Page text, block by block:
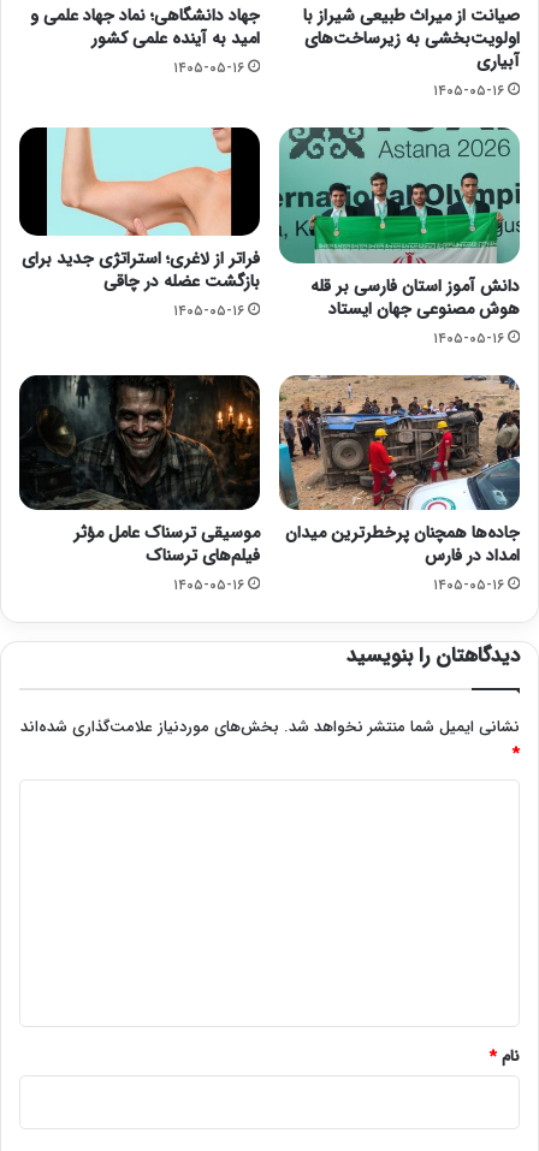
صیانت از میراث طبیعی شیراز با
اولویت‌بخشی به زیرساخت‌های
آبیاری
۱۴۰۵-۰۵-۱۶
جهاد دانشگاهی؛ نماد جهاد علمی و
امید به آینده علمی کشور
۱۴۰۵-۰۵-۱۶
دانش آموز استان فارسی بر قله
هوش مصنوعی جهان ایستاد
۱۴۰۵-۰۵-۱۶
فراتر از لاغری؛ استراتژی جدید برای
بازگشت عضله در چاقی
۱۴۰۵-۰۵-۱۶
جاده‌ها همچنان پرخطرترین میدان
امداد در فارس
۱۴۰۵-۰۵-۱۶
موسیقی ترسناک عامل مؤثر
فیلم‌های ترسناک
۱۴۰۵-۰۵-۱۶
دیدگاهتان را بنویسید
نشانی ایمیل شما منتشر نخواهد شد. بخش‌های موردنیاز علامت‌گذاری شده‌اند
*
نام*